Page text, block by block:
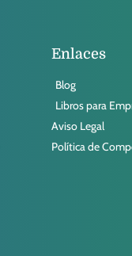
Enlaces
Blog
Libros para
Aviso Legal
Política de